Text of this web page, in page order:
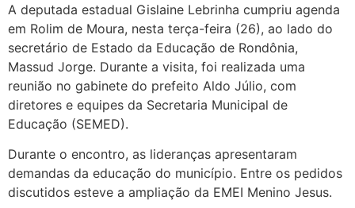
A deputada estadual Gislaine Lebrinha cumpriu agenda
em Rolim de Moura, nesta terça-feira (26), ao lado do
secretário de Estado da Educação de Rondônia,
Massud Jorge. Durante a visita, foi realizada uma
reunião no gabinete do prefeito Aldo Júlio, com
diretores e equipes da Secretaria Municipal de
Educação (SEMED).
Durante o encontro, as lideranças apresentaram
demandas da educação do município. Entre os pedidos
discutidos esteve a ampliação da EMEI Menino Jesus.